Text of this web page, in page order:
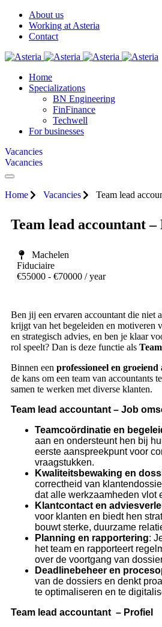
About us
Working at Asteria
Contact
Home
Specializations
BN Engineering
FinFinance
Techwell
For businesses
Vacancies
Vacancies
Home Vacancies Team lead
Team lead accountant
Machelen
Fiduciaire
€55000 - €70000 / year
Ben jij een ervaren accountant die niet
krijgt van het begeleiden en motiveren
en strategisch advies, en ben je klaar
rol speelt? Dan is deze functie als
Binnen een professioneel en
de kans om een team van accountants
samen te werken met diverse klanten.
Team lead accountant – Job
Teamcoördinatie en
aan en ondersteunt hen bij
eerste aanspreekpunt voor
vraagstukken.
Kwaliteitsbewaking en
correctheid van
dat alle werkzaamheden vlot
Klantcontact en
voor klanten en biedt hen
bouwt sterke, duurzame
Planning en rapportering:
het team en rapporteert
over de voortgang van
Deadlinebeheer en
van de dossiers en denkt
te optimaliseren en te
Team lead accountant – Profiel